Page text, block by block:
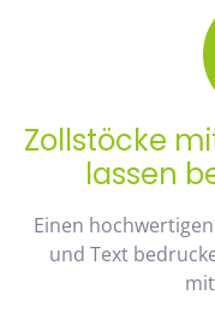
Zollstöcke
lassen
Einen
und Text